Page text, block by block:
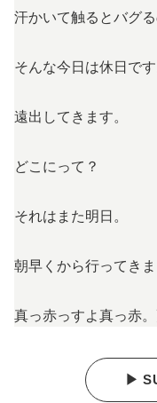
汗かいて触るとバグ
そんな今日は休日です
遠出してきます。
どこにって？
それはまた明日。
朝早くから行ってきま
真っ赤っすよ真っ赤。
▶